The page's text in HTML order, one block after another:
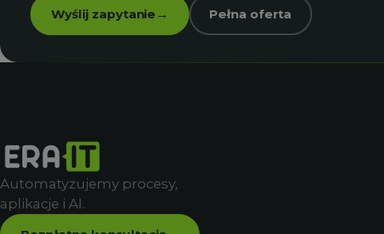
Wyślij zapytanie → Pełna oferta
Automatyzujemy procesy,
aplikacje i AI.